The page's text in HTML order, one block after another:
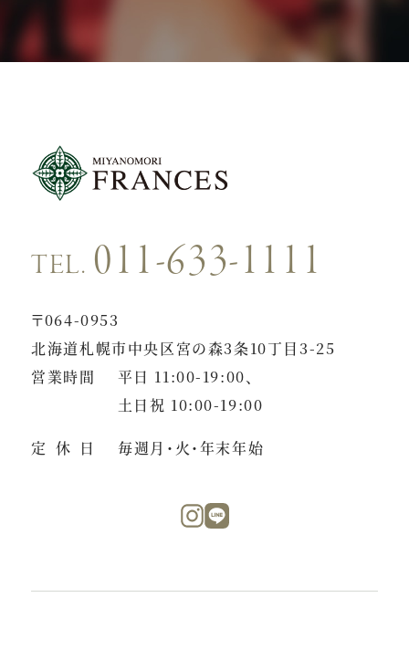
TEL. 011-633-1111
〒064-0953
北海道札幌市中央区宮の森3条10丁目3-25
営業時間
平日 11:00-19:00、
土日祝 10:00-19:00
定休日 毎週月・火・年末年始